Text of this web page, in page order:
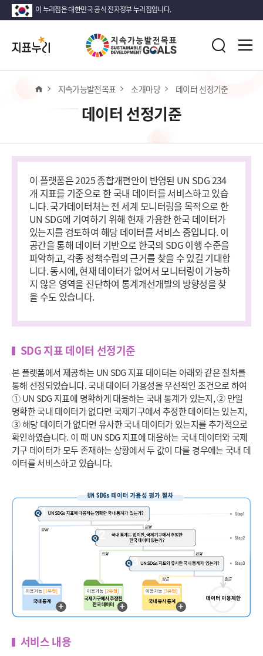
이 누리집은 대한민국 공식 전자정부 누리집입니다.
지
표
누
검
홈 지속가능발전목표 소개마당 데이터 선정기준
데이터 선정기준
이 플랫폼은 2025 종합개편안이 반영된 UN SDG 234
개 지표를 기준으로 한 국내 데이터를 서비스하고 있습
니다. 국가데이터처는 전 세계 모니터링을 목적으로 한
UN SDG에 기여하기 위해 현재 가용한 한국 데이터가
있는지를 검토하여 해당 데이터를 서비스 중입니다. 이
공간을 통해 데이터 기반으로 한국의 SDG 이행 수준을
파악하고, 각종 정책수립의 근거를 찾을 수 있길 기대합
니다. 동시에, 현재 데이터가 없어서 모니터링이 가능하
지 않은 영역을 진단하여 통계개선개발의 방향성을 찾
을 수도 있습니다.
SDG 지표 데이터 선정기준
본 플랫폼에서 제공하는 UN SDG 지표 데이터는 아래와 같은 절차를
통해 선정되었습니다. 국내 데이터 가용성을 우선적인 조건으로 하여
① UN SDG 지표에 명확하게 대응하는 국내 통계가 있는지, ② 만일
명확한 국내 데이터가 없다면 국제기구에서 추정한 데이터는 있는지,
③ 해당 데이터가 없다면 유사한 국내 데이터가 있는지를 추가적으로
확인하였습니다. 이 때 UN SDG 지표에 대응하는 국내 데이터와 국제
기구 데이터가 모두 존재하는 상황에서 두 값이 다를 경우에는 국내 데
이터를 서비스하고 있습니다.
서비스 내용